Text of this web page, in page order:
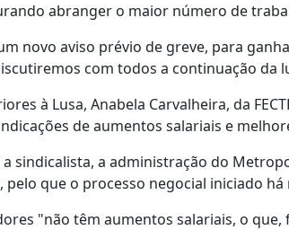
abranger o maior número de
novo aviso prévio de greve, para
com todos a continuação da
à Lusa, Anabela Carvalheira, da
de aumentos salariais e
sindicalista, a administração do
pelo que o processo negocial iniciado
"não têm aumentos salariais, o